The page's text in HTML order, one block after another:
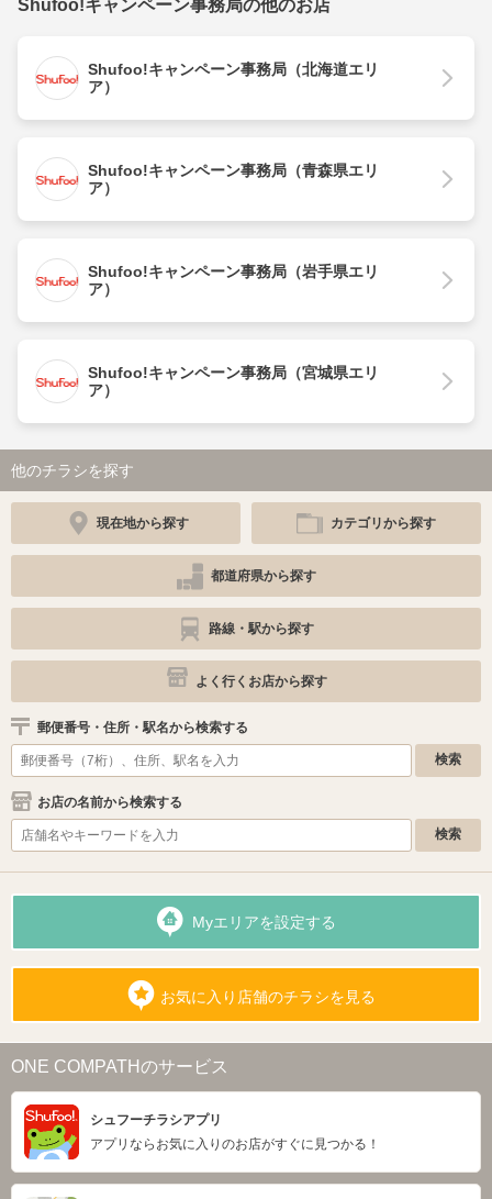
Shufoo!キャンペーン事務局の他のお店
Shufoo!キャンペーン事務局（北海道エリ
ア）
Shufoo!キャンペーン事務局（青森県エリ
ア）
Shufoo!キャンペーン事務局（岩手県エリ
ア）
Shufoo!キャンペーン事務局（宮城県エリ
ア）
他のチラシを探す
現在地から探す カテゴリから探す
都道府県から探す
路線・駅から探す
よく行くお店から探す
郵便番号・住所・駅名から検索する
お店の名前から検索する
Myエリアを設定する
お気に入り店舗のチラシを見る
ONE COMPATHのサービス
シュフーチラシアプリ
アプリならお気に入りのお店がすぐに見つかる！